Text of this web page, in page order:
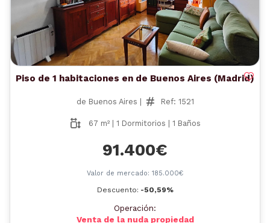
Piso de 1 habitaciones en de Buenos Aires (Madrid)
de Buenos Aires | Ref: 1521
67 m² | 1 Dormitorios | 1 Baños
91.400€
Valor de mercado: 185.000€
Descuento: -50,59%
Operación:
Venta de la nuda propiedad